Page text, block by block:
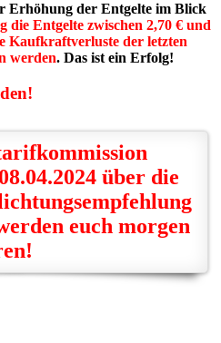
Erhöhung der Entgelte im Blick
die Entgelte zwischen 2,70 € und
Kaufkraftverluste der letzten
werden. Das ist ein Erfolg!
über die
euch morgen